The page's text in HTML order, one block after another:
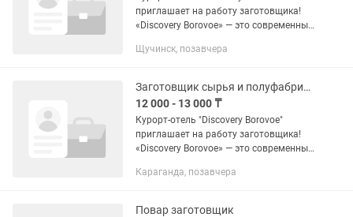
приглашает на работу заготовщика!
«Discovery Borovoe» — это современный
расположенный в живописной
Щучинск, позавчера
Заготовщик сырья и полуфабрикатов
12 000 - 13 000 ₸
Курорт-отель "Discovery Borovoe"
приглашает на работу заготовщика!
«Discovery Borovoe» — это современный
расположенный в живописной
Караганда, позавчера
Повар заготовщик